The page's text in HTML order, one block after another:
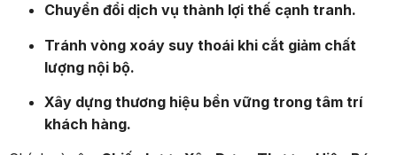
Chuyển đổi dịch vụ thành lợi thế cạnh tranh.
Tránh vòng xoáy suy thoái khi cắt giảm chất
lượng nội bộ.
Xây dựng thương hiệu bền vững trong tâm trí
khách hàng.